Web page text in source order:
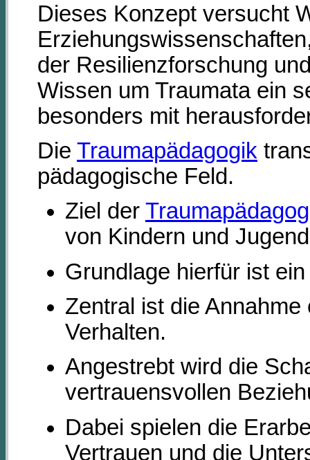
Dieses Konzept versucht
der Resilienzforschung
Wissen um Traumata ein
besonders mit
Die Traumapädagogik
pädagogische Feld.
Ziel der
von Kindern und
Grundlage hierfür ist
Zentral ist die
Verhalten.
Angestrebt wird die
vertrauensvollen
Dabei spielen die
Vertrauen und die